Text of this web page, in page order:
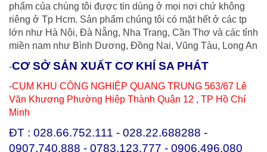
phẩm của chúng tôi được tin dùng ở mọi nơi chứ không
riêng ở Tp Hcm. Sản phẩm chúng tôi có mặt hết ở các tp
lớn như Hà Nội, Đà Nẵng, Nha Trang, Cần Thơ và các tỉnh
miền nam như Bình Dương, Đồng Nai, Vũng Tàu, Long An
-CƠ SỞ SẢN XUẤT CƠ KHÍ SA PHÁT
-CỤM KHU CÔNG NGHIỆP QUANG TRUNG 563/67 Lê
Văn Khương Phường Hiệp Thành Quận 12 , TP Hồ Chí
Minh
ĐT : 028.66.752.111 - 028.22.688288 -
0907.740.888 - 0783.123.777 - 0906.496.080